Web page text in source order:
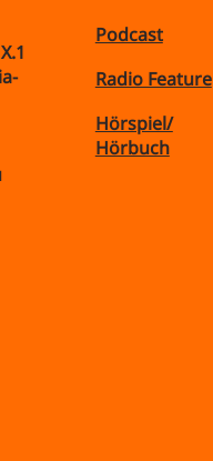
Podcast
Radio Feature
Hörspiel/
Hörbuch